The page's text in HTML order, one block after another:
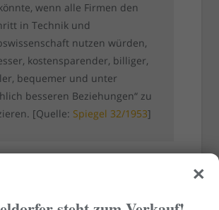
wenn alle Firmen den
in Technik und
nutzen würden,
kostensparender, billiger,
bequemer und unter
besseren Beziehungen“ zu
[Quelle: Spiegel 32/1953]
×